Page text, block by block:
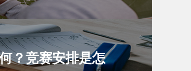
？竞赛安排是怎